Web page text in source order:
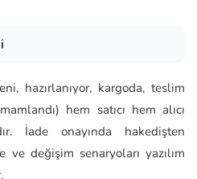
hazırlanıyor, kargoda, teslim
hem satıcı hem alıcı
İade onayında hakedişten
ve değişim senaryoları yazılım